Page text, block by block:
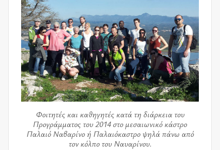
Φοιτητές και καθηγητές κατά τη διάρκεια του
Προγράμματος του 2014 στο μεσαιωνικό κάστρο
Παλαιό Ναβαρίνο ή Παλαιόκαστρο ψηλά πάνω από
τον κόλπο του Ναυαρίνου.